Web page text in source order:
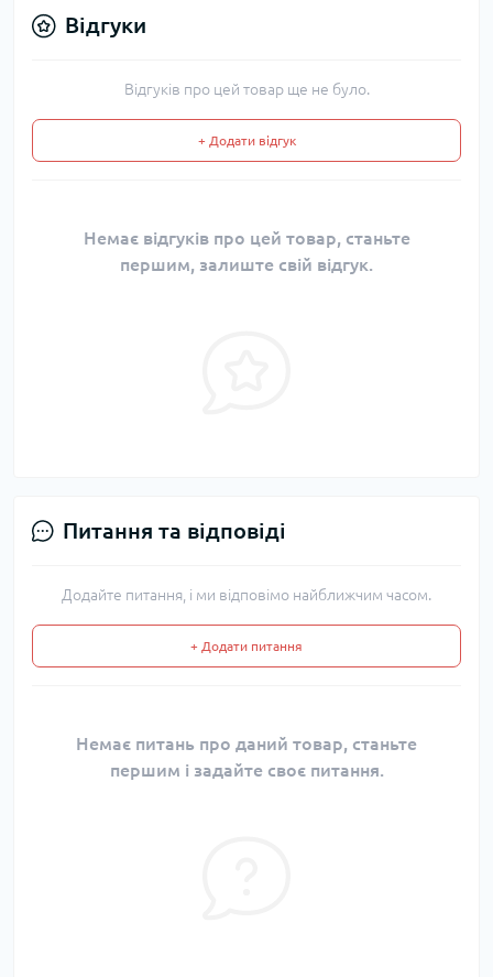
Відгуки
Відгуків про цей товар ще не було.
+ Додати відгук
Немає відгуків про цей товар, станьте
першим, залиште свій відгук.
Питання та відповіді
Додайте питання, і ми відповімо найближчим часом.
+ Додати питання
Немає питань про даний товар, станьте
першим і задайте своє питання.